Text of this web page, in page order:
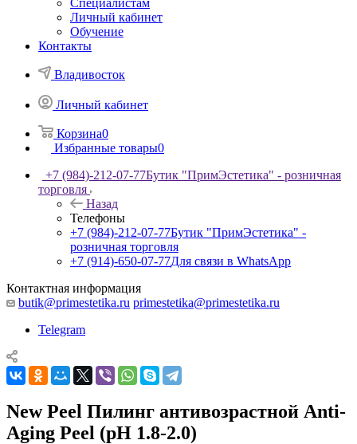
Специалистам
Личный кабинет
Обучение
Контакты
Владивосток
Личный кабинет
Корзина0
Избранные товары0
+7 (984)-212-07-77Бутик "ПримЭстетика" - розничная
торговля
Назад
Телефоны
+7 (984)-212-07-77Бутик "ПримЭстетика" -
розничная торговля
+7 (914)-650-07-77Для связи в WhatsApp
Контактная информация
butik@primestetika.ru primestetika@primestetika.ru
Telegram
New Peel Пилинг антивозрастной Anti-
Aging Peel (pH 1.8-2.0)